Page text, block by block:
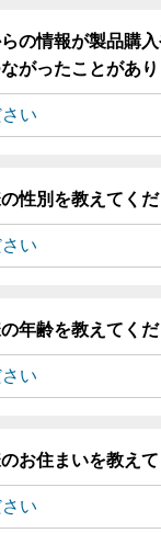
の情報が製品購
がったことがあり
性別を教えてくだ
年齢を教えてくだ
お住まいを教えて